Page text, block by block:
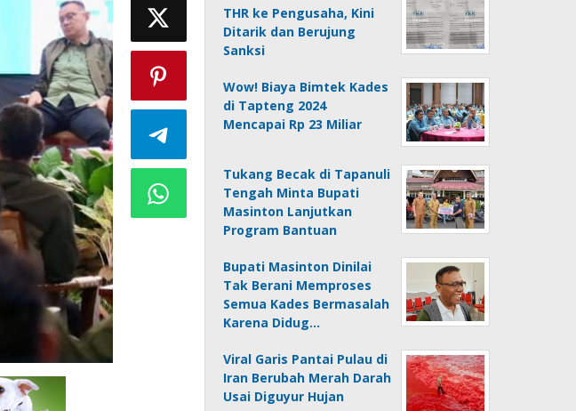
THR ke Pengusaha, Kini
Ditarik dan Berujung
Sanksi
Wow! Biaya Bimtek Kades
di Tapteng 2024
Mencapai Rp 23 Miliar
Tukang Becak di Tapanuli
Tengah Minta Bupati
Masinton Lanjutkan
Program Bantuan
Bupati Masinton Dinilai
Tak Berani Memproses
Semua Kades Bermasalah
Karena Didug…
Viral Garis Pantai Pulau di
Iran Berubah Merah Darah
Usai Diguyur Hujan